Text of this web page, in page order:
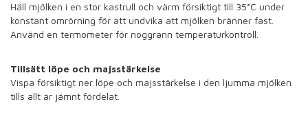
Häll mjölken i en stor kastrull och värm försiktigt till 35°C under
konstant omrörning för att undvika att mjölken bränner fast.
Använd en termometer för noggrann temperaturkontroll.
Tillsätt löpe och majsstärkelse
Vispa försiktigt ner löpe och majsstärkelse i den ljumma mjölken
tills allt är jämnt fördelat.